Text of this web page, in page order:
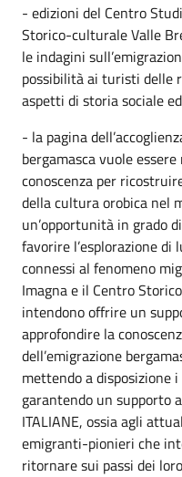
- edizioni del Centro
Storico-culturale Valle
le indagini
possibilità ai turisti delle
aspetti di storia sociale
- la pagina
bergamasca vuole
conoscenza per
della cultura orobica nel
un’opportunità in grado
favorire l’esplorazione
connessi al fenomeno
Imagna e il Centro
intendono offrire un
approfondire la
dell’emigrazione
mettendo a disposizione
garantendo un supporto
ITALIANE, ossia agli
emigranti-pionieri che
ritornare sui passi dei